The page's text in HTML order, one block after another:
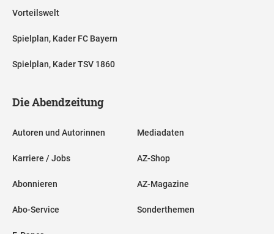
Vorteilswelt
Spielplan, Kader FC Bayern
Spielplan, Kader TSV 1860
Die Abendzeitung
Autoren und Autorinnen
Karriere / Jobs
Abonnieren
Abo-Service
Mediadaten
AZ-Shop
AZ-Magazine
Sonderthemen